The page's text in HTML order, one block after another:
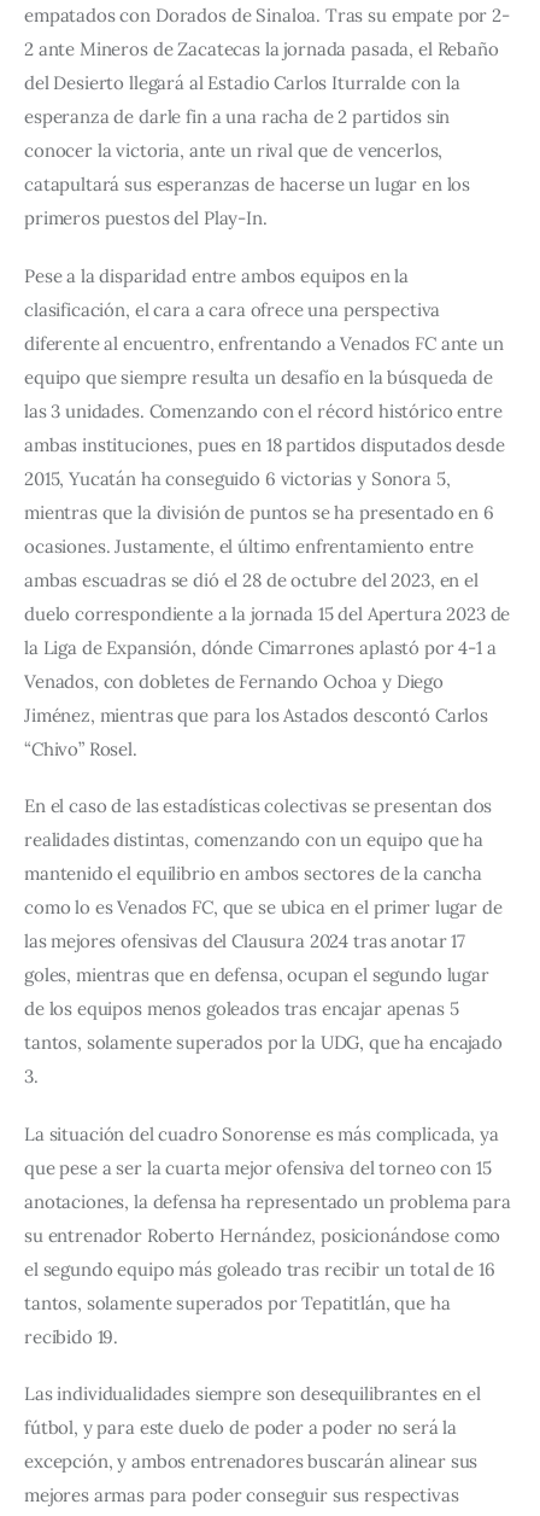
empatados con Dorados de Sinaloa. Tras su empate por 2-
2 ante Mineros de Zacatecas la jornada pasada, el Rebaño
del Desierto llegará al Estadio Carlos Iturralde con la
esperanza de darle fin a una racha de 2 partidos sin
conocer la victoria, ante un rival que de vencerlos,
catapultará sus esperanzas de hacerse un lugar en los
primeros puestos del Play-In.
Pese a la disparidad entre ambos equipos en la
clasificación, el cara a cara ofrece una perspectiva
diferente al encuentro, enfrentando a Venados FC ante un
equipo que siempre resulta un desafío en la búsqueda de
las 3 unidades. Comenzando con el récord histórico entre
ambas instituciones, pues en 18 partidos disputados desde
2015, Yucatán ha conseguido 6 victorias y Sonora 5,
mientras que la división de puntos se ha presentado en 6
ocasiones. Justamente, el último enfrentamiento entre
ambas escuadras se dió el 28 de octubre del 2023, en el
duelo correspondiente a la jornada 15 del Apertura 2023 de
la Liga de Expansión, dónde Cimarrones aplastó por 4-1 a
Venados, con dobletes de Fernando Ochoa y Diego
Jiménez, mientras que para los Astados descontó Carlos
“Chivo” Rosel.
En el caso de las estadísticas colectivas se presentan dos
realidades distintas, comenzando con un equipo que ha
mantenido el equilibrio en ambos sectores de la cancha
como lo es Venados FC, que se ubica en el primer lugar de
las mejores ofensivas del Clausura 2024 tras anotar 17
goles, mientras que en defensa, ocupan el segundo lugar
de los equipos menos goleados tras encajar apenas 5
tantos, solamente superados por la UDG, que ha encajado
3.
La situación del cuadro Sonorense es más complicada, ya
que pese a ser la cuarta mejor ofensiva del torneo con 15
anotaciones, la defensa ha representado un problema para
su entrenador Roberto Hernández, posicionándose como
el segundo equipo más goleado tras recibir un total de 16
tantos, solamente superados por Tepatitlán, que ha
recibido 19.
Las individualidades siempre son desequilibrantes en el
fútbol, y para este duelo de poder a poder no será la
excepción, y ambos entrenadores buscarán alinear sus
mejores armas para poder conseguir sus respectivas